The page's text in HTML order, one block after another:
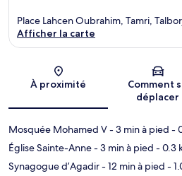
Carte
Place Lahcen Oubrahim, Tamri,
Afficher la carte
À proximité
Comment
déplacer
Mosquée Mohamed V- 3 min à pied -
Église Sainte-Anne- 3 min à pied - 0.3
Synagogue d’Agadir- 12 min à pied -